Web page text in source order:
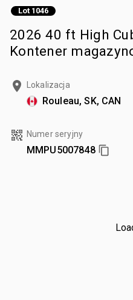
Lot 1046
2026 40 ft High
Kontener
Lokalizacja
Rouleau, SK, CAN
Numer seryjny
MMPU5007848